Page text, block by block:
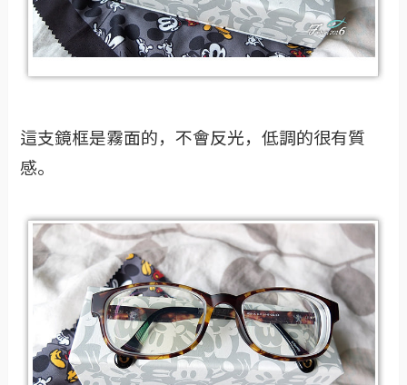
這支鏡框是霧面的，不會反光，低調的很有質
感。